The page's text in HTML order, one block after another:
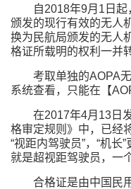
自2018年9月1日
颁发的现行有效的无人
换为民航局颁发的无人
格证所载明的权利一并
考取单独的AOPA
系统查看，只能在【
在2017年4月13日
格审定规则》中，已经
“视距内驾驶员”，“机长
就是超视距驾驶员，一
合格证是由中国民